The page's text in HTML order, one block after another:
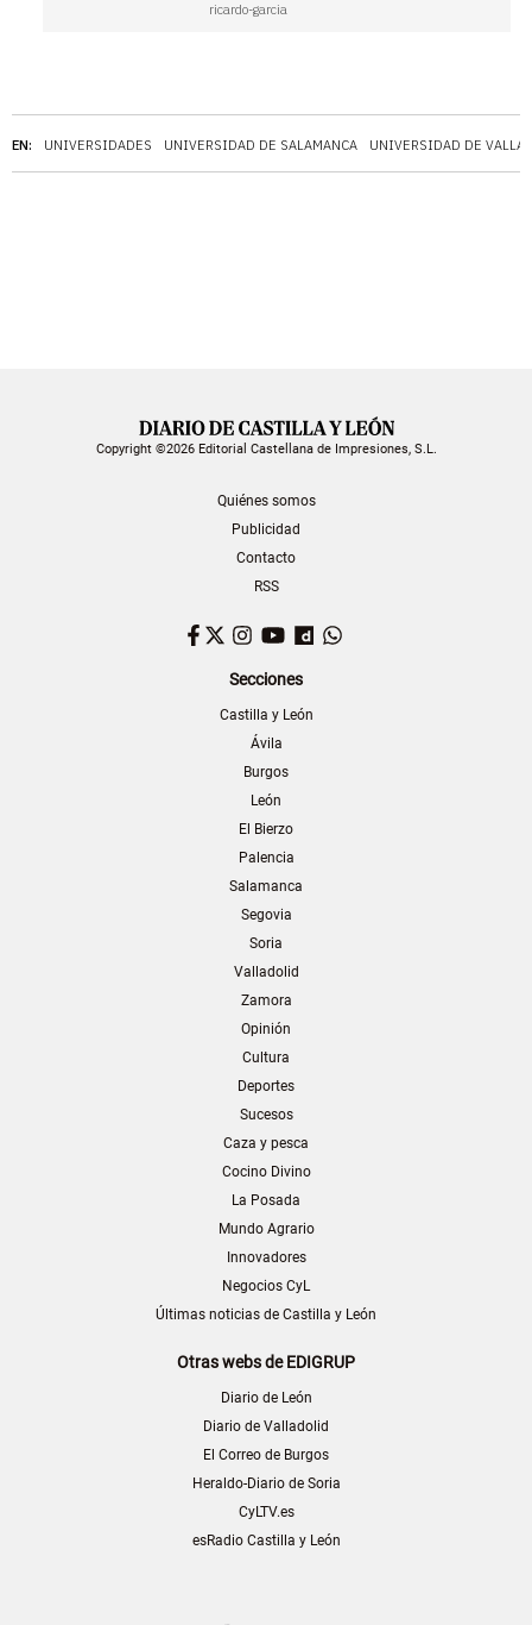
EN: UNIVERSIDADES UNIVERSIDAD DE SALAMANCA UNIVERSIDAD DE
ricardo-garcia
Copyright ©2026 Editorial Castellana de Impresiones, S.L.
Quiénes somos
Publicidad
Contacto
RSS
Facebook
TwitterInstagram
YouTubeDailymotion
Secciones
Castilla y León
Ávila
Burgos
León
El Bierzo
Palencia
Salamanca
Segovia
Soria
Valladolid
Zamora
Opinión
Cultura
Deportes
Sucesos
Caza y pesca
Cocino Divino
La Posada
Mundo Agrario
Innovadores
Negocios CyL
Últimas noticias de Castilla y León
Otras webs de EDIGRUP
Diario de León
Diario de Valladolid
El Correo de Burgos
Heraldo-Diario de Soria
CyLTV.es
esRadio Castilla y León